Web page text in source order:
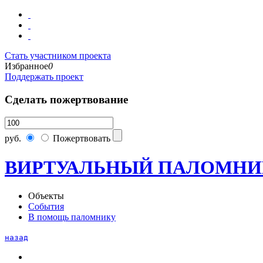
Стать участником проекта
Избранное0
Поддержать проект
Сделать пожертвование
руб. Пожертвовать
ВИРТУАЛЬНЫЙ
Объекты
События
В помощь паломнику
назад